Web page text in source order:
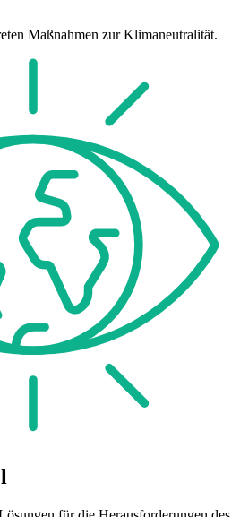
Maßnahmen zur Klimaneutralität.